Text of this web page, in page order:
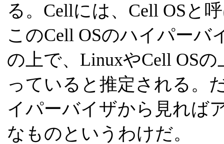
る。Cellには、Cell OSと
このCell OSのハイパー
の上で、LinuxやCell OS
っていると推定される。
イパーバイザから見れば
なものというわけだ。